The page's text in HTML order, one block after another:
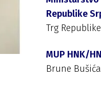
Republike
Trg
MUP HNK/
Brune